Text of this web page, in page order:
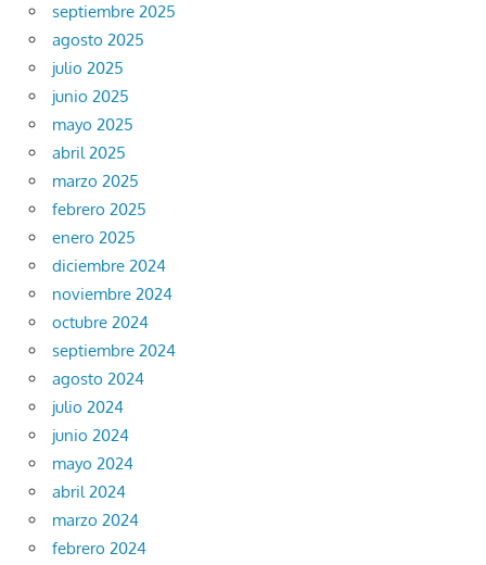
septiembre 2025
agosto 2025
julio 2025
junio 2025
mayo 2025
abril 2025
marzo 2025
febrero 2025
enero 2025
diciembre 2024
noviembre 2024
octubre 2024
septiembre 2024
agosto 2024
julio 2024
junio 2024
mayo 2024
abril 2024
marzo 2024
febrero 2024